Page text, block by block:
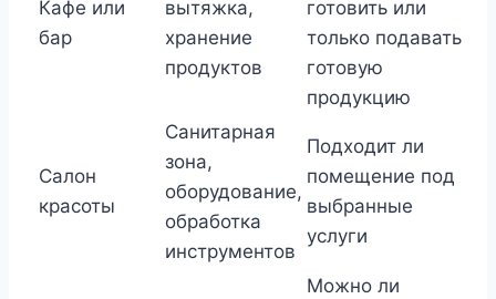
Кафе или
бар
вытяжка,
хранение
продуктов
готовить или
только подавать
готовую
продукцию
Салон
красоты
Санитарная
зона,
оборудование,
обработка
инструментов
Подходит ли
помещение под
выбранные
услуги
Можно ли